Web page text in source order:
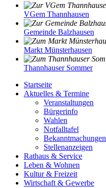
VGem Thannhausen
Gemeinde Balzhausen
Markt Münsterhausen
Thannhauser Sommer
Startseite
Aktuelles & Termine
Veranstaltungen
Bürgerinfo
Wahlen
Notfalltafel
Bekanntmachungen
Stellenanzeigen
Rathaus & Service
Leben & Wohnen
Kultur & Freizeit
Wirtschaft & Gewerbe